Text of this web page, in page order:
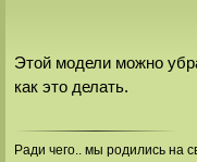
Этой модели можно
как это делать.
Ради чего.. мы родились на